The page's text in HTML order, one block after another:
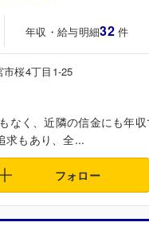
年収・給与明細32 件
桜4丁目1-25
なく、近隣の信金にも年
求もあり、全...
フォロー